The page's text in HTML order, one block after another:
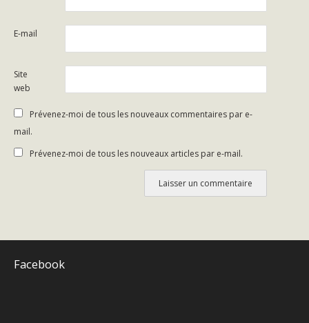
E-mail
Site
web
Prévenez-moi de tous les nouveaux commentaires par e-
mail.
Prévenez-moi de tous les nouveaux articles par e-mail.
Facebook